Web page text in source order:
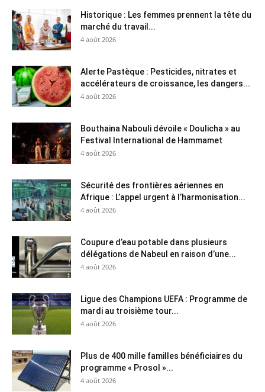
Historique : Les femmes prennent la tête du
marché du travail...
4 août 2026
Alerte Pastèque : Pesticides, nitrates et
accélérateurs de croissance, les dangers...
4 août 2026
Bouthaina Nabouli dévoile « Doulicha » au
Festival International de Hammamet
4 août 2026
Sécurité des frontières aériennes en
Afrique : L’appel urgent à l’harmonisation...
4 août 2026
Coupure d’eau potable dans plusieurs
délégations de Nabeul en raison d’une...
4 août 2026
Ligue des Champions UEFA : Programme de
mardi au troisième tour...
4 août 2026
Plus de 400 mille familles bénéficiaires du
programme « Prosol »...
4 août 2026